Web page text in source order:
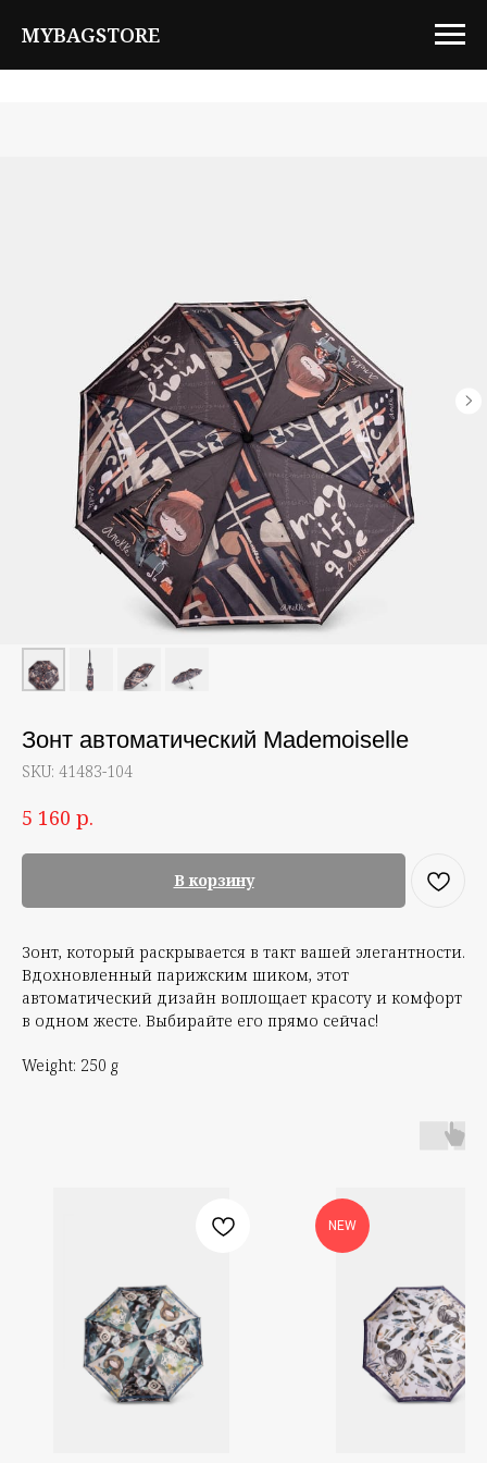
MYBAGSTORE
Зонт автоматический Mademoiselle
SKU: 41483-104
5 160 р.
В корзину
Зонт, который раскрывается в такт вашей элегантности.
Вдохновленный парижским шиком, этот
автоматический дизайн воплощает красоту и комфорт
в одном жесте. Выбирайте его прямо сейчас!
Weight: 250 g
NEW